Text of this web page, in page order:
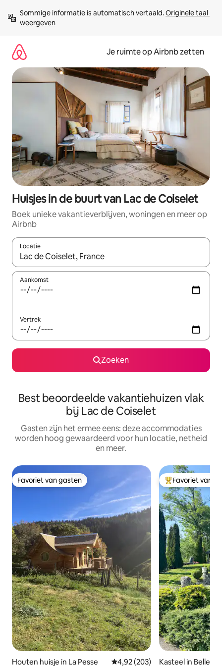
direct
naar
Sommige informatie is automatisch vertaald. Originele taal
weergeven
Je ruimte op Airbnb zetten
Huisjes in de buurt van Lac de Coiselet
Boek unieke vakantieverblijven, woningen en meer op
Airbnb
Locatie
Wanneer er suggesties beschikbaar zijn, maak je een keuze
Aankomst
Vertrek
Zoeken
Best beoordeelde vakantiehuizen vlak
bij Lac de Coiselet
Gasten zijn het ermee eens: deze accommodaties
worden hoog gewaardeerd voor hun locatie, netheid
en meer.
Favoriet van gasten
Favoriet van gasten
Houten huisje in La Pesse Gemiddelde beoordeling van
4,92 (203)
Topfavoriet van
Favoriet van
Kasteel in